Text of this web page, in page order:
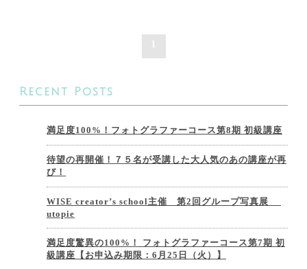
1
Recent Posts
満足度100%！フォトグラファーコース第8期 初級講座
待望の再開催！７５名が受講した大人気のあの講座が再
び！
WISE creator’s school主催 第2回グループ写真展
utopie
満足度驚異の100%！ フォトグラファーコース第7期 初
級講座【お申込み期限：6月25日（火）】